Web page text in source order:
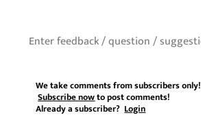
We take comments from subscribers only!
Subscribe nowto post comments!
Already a subscriber?Login